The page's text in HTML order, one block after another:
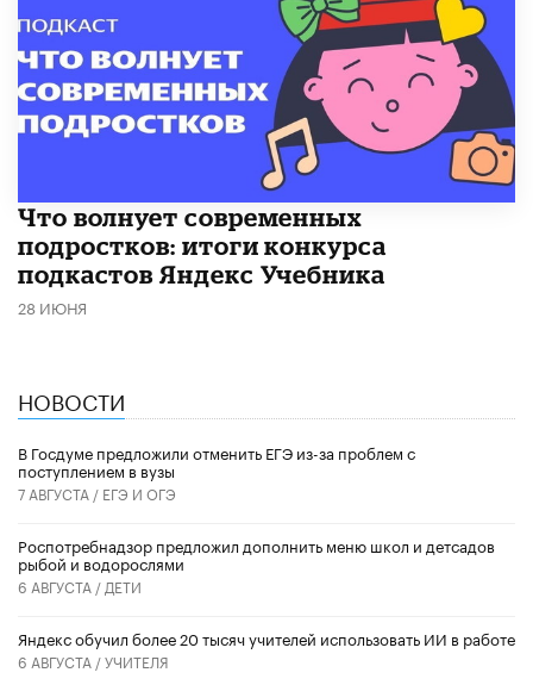
Что волнует современных
подростков: итоги конкурса
подкастов Яндекс Учебника
28 ИЮНЯ
НОВОСТИ
В Госдуме предложили отменить ЕГЭ из-за проблем с
поступлением в вузы
7 АВГУСТА / ЕГЭ И ОГЭ
Роспотребнадзор предложил дополнить меню школ и детсадов
рыбой и водорослями
6 АВГУСТА / ДЕТИ
​Яндекс обучил более 20 тысяч учителей использовать ИИ в работе
6 АВГУСТА /УЧИТЕЛЯ